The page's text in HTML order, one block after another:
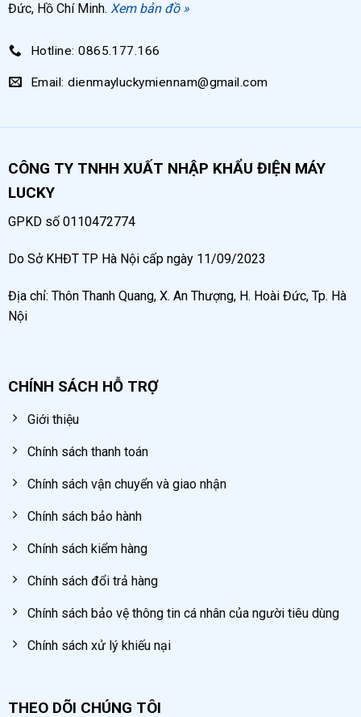
Đức, Hồ Chí Minh. Xem bản đồ »
Hotline: 0865.177.166
Email: dienmayluckymiennam@gmail.com
CÔNG TY TNHH XUẤT NHẬP KHẨU ĐIỆN MÁY
LUCKY
GPKD số 0110472774
Do Sở KHĐT TP Hà Nội cấp ngày 11/09/2023
Địa chỉ: Thôn Thanh Quang, X. An Thượng, H. Hoài Đức, Tp. Hà
Nội
CHÍNH SÁCH HỖ TRỢ
Giới thiệu
Chính sách thanh toán
Chính sách vận chuyển và giao nhận
Chính sách bảo hành
Chính sách kiểm hàng
Chính sách đổi trả hàng
Chính sách bảo vệ thông tin cá nhân của người tiêu dùng
Chính sách xử lý khiếu nại
THEO DÕI CHÚNG TÔI